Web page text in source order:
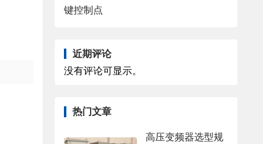
键控制点
近期评论
没有评论可显示。
热门文章
高压变频器选型规